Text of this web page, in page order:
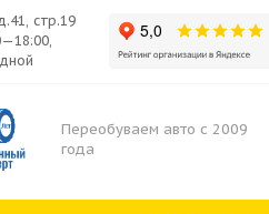
стр.19
Переобуваем авто с 2009
года